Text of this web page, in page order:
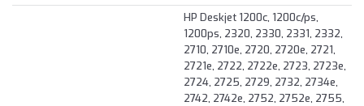
HP Deskjet 1200c, 1200c/ps,
1200ps, 2320, 2330, 2331, 2332,
2710, 2710e, 2720, 2720e, 2721,
2721e, 2722, 2722e, 2723, 2723e,
2724, 2725, 2729, 2732, 2734e,
2742, 2742e, 2752, 2752e, 2755,